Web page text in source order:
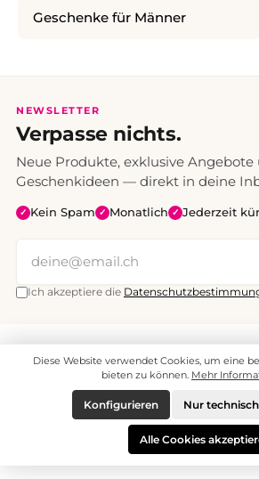
Geschenke für Männer
NEWSLETTER
Verpasse nichts.
Neue Produkte, exklusive Angebote
Geschenkideen — direkt in deine
✓ Kein Spam ✓ Monatlich ✓ Jederzeit
Ich akzeptiere die
versandkostenfrei.
© 2008 - 2026 enjoymedia.ch - Alle
Diese Website verwendet Cookies, um eine
bieten zu können. Mehr
Nur
Konfigurieren
Alle Cookies